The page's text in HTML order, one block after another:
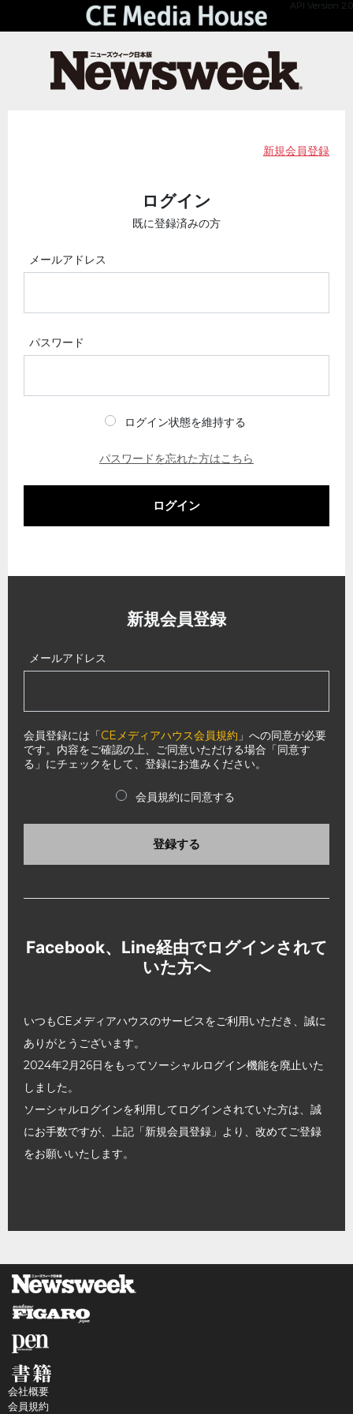
API Version 2.0
新規会員登録
ログイン
既に登録済みの方
メールアドレス
パスワード
ログイン状態を維持する
パスワードを忘れた方はこちら
ログイン
新規会員登録
メールアドレス
会員登録には「CEメディアハウス会員規約 」への同意が必要
です。内容をご確認の上、ご同意いただける場合「同意す
る」にチェックをして、登録にお進みください。
会員規約に同意する
登録する
Facebook、Line経由でログインされて
いた方へ
いつもCEメディアハウスのサービスをご利用いただき、誠に
ありがとうございます。
2024年2月26日をもってソーシャルログイン機能を廃止いた
しました。
ソーシャルログインを利用してログインされていた方は、誠
にお手数ですが、上記「新規会員登録」より、改めてご登録
をお願いいたします。
会社概要
会員規約